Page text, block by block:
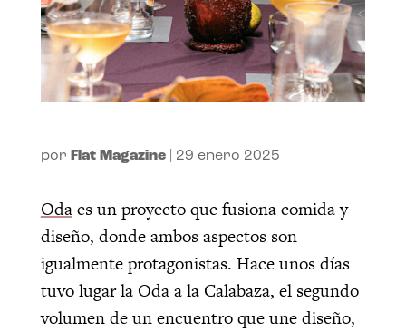
por Flat Magazine| 29 enero 2025
Odaes un proyecto que fusiona comida y
diseño, donde ambos aspectos son
igualmente protagonistas. Hace unos días
tuvo lugar la Oda a la Calabaza, el segundo
volumen de un encuentro que une diseño,